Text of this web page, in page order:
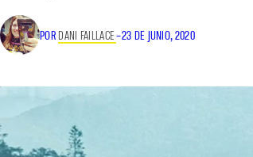
POR DANI FAILLACE–23 DE JUNIO, 2020